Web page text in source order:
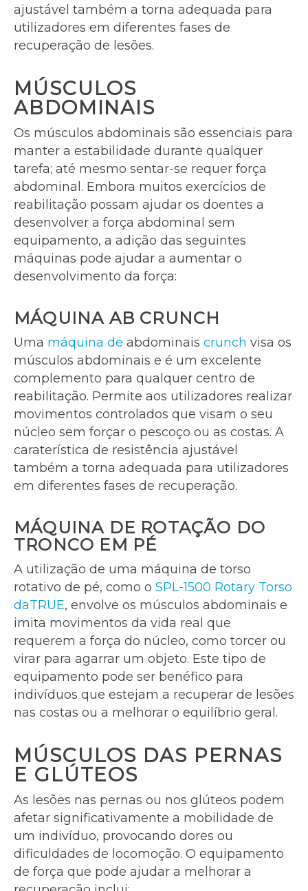
ajustável também a torna adequada para
utilizadores em diferentes fases de
recuperação de lesões.
MÚSCULOS
ABDOMINAIS
Os músculos abdominais são essenciais para
manter a estabilidade durante qualquer
tarefa; até mesmo sentar-se requer força
abdominal. Embora muitos exercícios de
reabilitação possam ajudar os doentes a
desenvolver a força abdominal sem
equipamento, a adição das seguintes
máquinas pode ajudar a aumentar o
desenvolvimento da força:
MÁQUINA AB CRUNCH
Uma máquina de abdominais crunch visa os
músculos abdominais e é um excelente
complemento para qualquer centro de
reabilitação. Permite aos utilizadores realizar
movimentos controlados que visam o seu
núcleo sem forçar o pescoço ou as costas. A
caraterística de resistência ajustável
também a torna adequada para utilizadores
em diferentes fases de recuperação.
MÁQUINA DE ROTAÇÃO DO
TRONCO EM PÉ
A utilização de uma máquina de torso
rotativo de pé, como o SPL-1500 Rotary Torso
daTRUE, envolve os músculos abdominais e
imita movimentos da vida real que
requerem a força do núcleo, como torcer ou
virar para agarrar um objeto. Este tipo de
equipamento pode ser benéfico para
indivíduos que estejam a recuperar de lesões
nas costas ou a melhorar o equilíbrio geral.
MÚSCULOS DAS PERNAS
E GLÚTEOS
As lesões nas pernas ou nos glúteos podem
afetar significativamente a mobilidade de
um indivíduo, provocando dores ou
dificuldades de locomoção. O equipamento
de força que pode ajudar a melhorar a